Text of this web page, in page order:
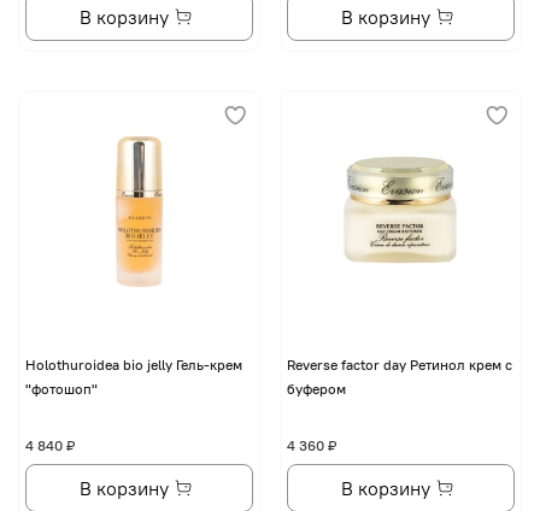
В корзину В корзину
Holothuroidea bio jelly Гель-крем
"фотошоп"
4 840 ₽
В корзину
Reverse factor day Ретинол крем с
буфером
4 360 ₽
В корзину